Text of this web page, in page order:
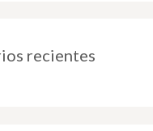
recientes